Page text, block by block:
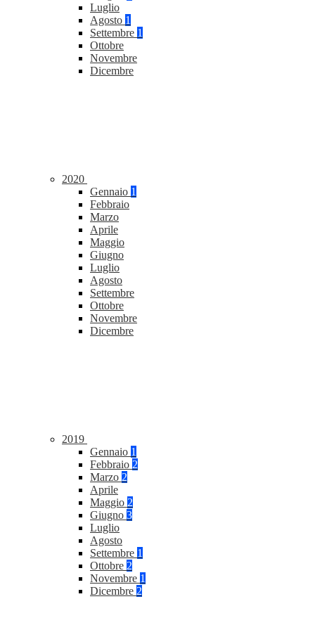
Luglio
Agosto 1
Settembre 1
Ottobre
Novembre
Dicembre
2020
Gennaio 1
Febbraio
Marzo
Aprile
Maggio
Giugno
Luglio
Agosto
Settembre
Ottobre
Novembre
Dicembre
2019
Gennaio 1
Febbraio 2
Marzo 2
Aprile
Maggio 2
Giugno 3
Luglio
Agosto
Settembre 1
Ottobre 2
Novembre 1
Dicembre 2